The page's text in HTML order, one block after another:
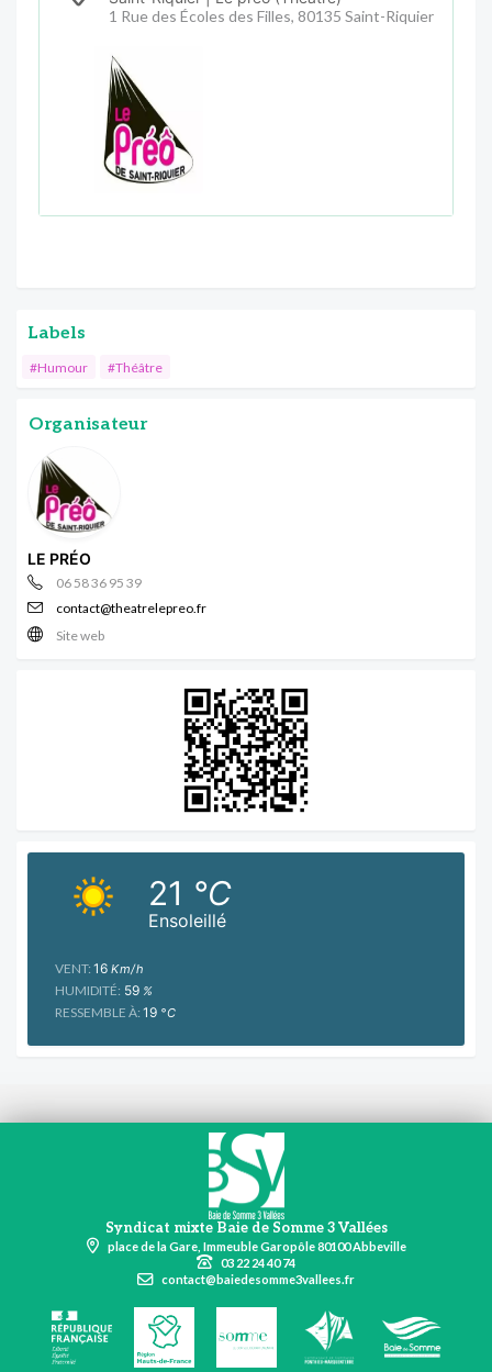
1 Rue des Écoles des Filles, 80135 Saint-Riquier
Labels
#Humour #Théâtre
Organisateur
LE PRÉO
06 58 36 95 39
contact@theatrelepreo.fr
Site web
Ensoleillé
21 °C
VENT: 16 Km/h
HUMIDITÉ: 59 %
RESSEMBLE À: 19 °C
Syndicat mixte Baie de Somme 3 Vallées
place de la Gare, Immeuble Garopôle 80100 Abbeville
03 22 24 40 74
contact@baiedesomme3vallees.fr